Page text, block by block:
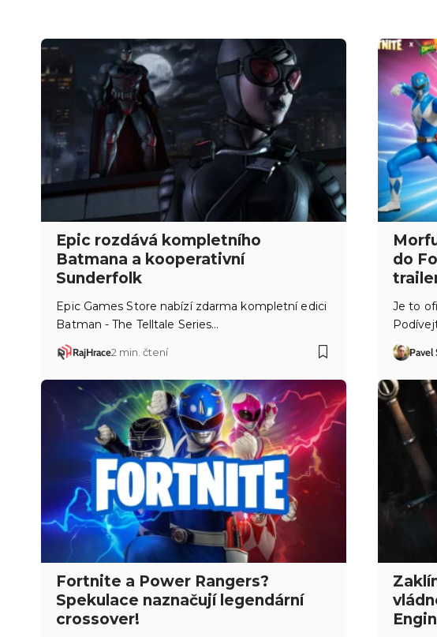
Epic rozdává kompletního
Batmana a kooperativní
Sunderfolk
Epic Games Store nabízí zdarma kompletní edici
Batman - The Telltale Series…
RajHrace2 min. čtení
do
Je to
Pavel
Fortnite a Power Rangers?
Spekulace naznačují legendární
crossover!